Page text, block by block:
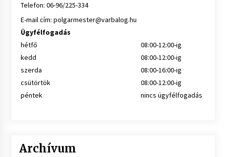
Telefon: 06-96/225-334
E-mail cím: polgarmester@varbalog.hu
Ügyfélfogadás
hétfő
08:00-12:00-ig
kedd
08:00-12:00-ig
szerda
08:00-16:00-ig
csütörtök
08:00-12:00-ig
péntek
nincs ügyfélfogadás
Archívum